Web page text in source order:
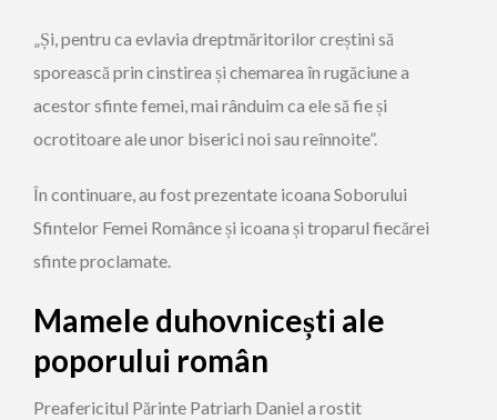
„Și, pentru ca evlavia dreptmăritorilor creștini să
sporească prin cinstirea și chemarea în rugăciune a
acestor sfinte femei, mai rânduim ca ele să fie și
ocrotitoare ale unor biserici noi sau reînnoite”.
În continuare, au fost prezentate icoana Soborului
Sfintelor Femei Românce și icoana și troparul fiecărei
sfinte proclamate.
Mamele duhovnicești ale
poporului român
Preafericitul Părinte Patriarh Daniel a rostit